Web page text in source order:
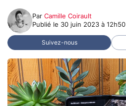
Par Camille Coirault
Publié le 30 juin 2023 à 12h50
Suivez-nous